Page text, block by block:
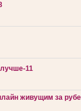
11
живущим за